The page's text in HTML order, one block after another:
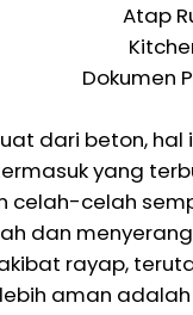
Atap
Dokumen
dari beton,
yang
celah-celah
dan
rayap,
aman